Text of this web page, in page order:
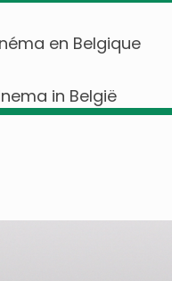
en Belgique
in België